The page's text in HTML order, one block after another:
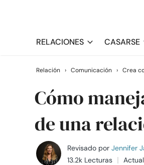
RELACIONES CASARSE
Relación › Comunicación › Crea
Cómo
de una
Revisado por Jennifer
13.2k Lecturas